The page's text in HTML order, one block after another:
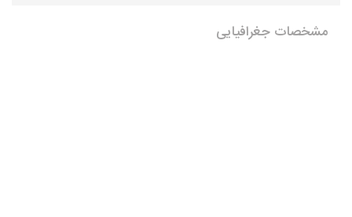
مشخصات جغرافیایی